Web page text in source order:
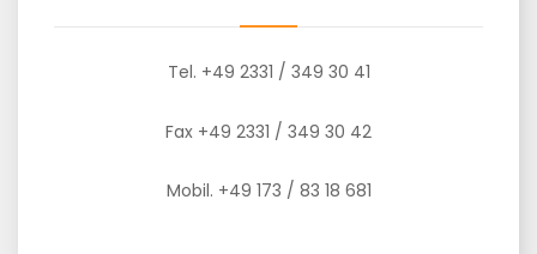
Tel. +49 2331 / 349 30 41
Fax +49 2331 / 349 30 42
Mobil. +49 173 / 83 18 681